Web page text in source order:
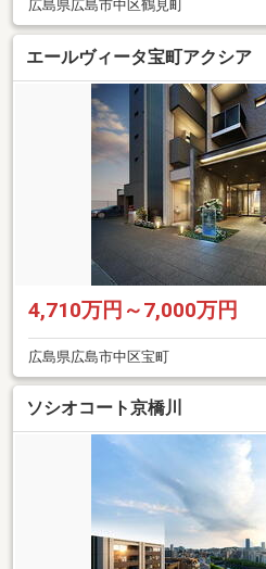
広島県広島市中区鶴見町
エールヴィータ宝町アクシ
4,710万円～7,000万円
広島県広島市中区宝町
ソシオコート京橋川